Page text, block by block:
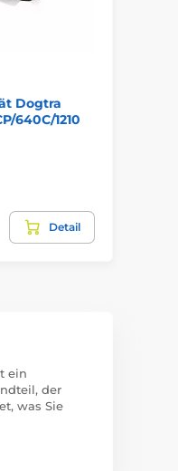
Dogtra
640C/1210
Detail
ein
der
was Sie